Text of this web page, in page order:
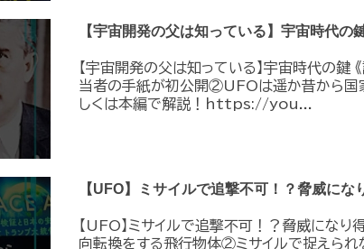
【宇宙開発の父は知っている】宇宙時代の
【宇宙開発の父は知っている】宇宙時代の鍵
当者の手紙が初公開②UFOは遥か昔から
しくは本編で解説！https://you...
【UFO】ミサイルで追撃不可！？脅威にな
【UFO】ミサイルで追撃不可！？脅威になり
向転換をする飛行物体②ミサイルで捉えら